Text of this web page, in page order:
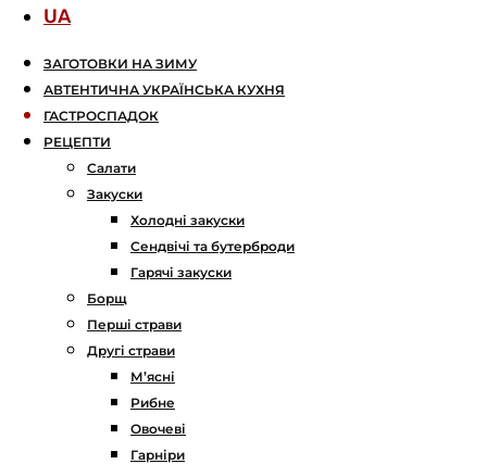
UA
ЗАГОТОВКИ НА ЗИМУ
АВТЕНТИЧНА УКРАЇНСЬКА КУХНЯ
ГАСТРОСПАДОК
РЕЦЕПТИ
Салати
Закуски
Холодні закуски
Сендвічі та бутерброди
Гарячі закуски
Борщ
Перші страви
Другі страви
М’ясні
Рибне
Овочеві
Гарніри